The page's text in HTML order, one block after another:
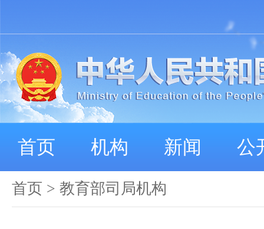
首页 机构 新闻 公
首页 > 教育部司局机构